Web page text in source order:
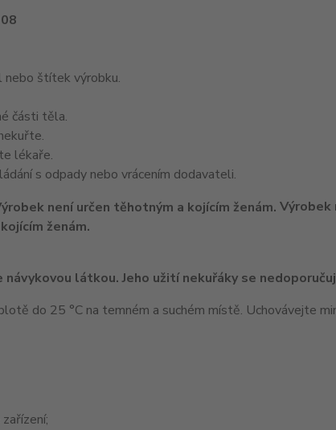
nebo štítek výrobku.
části těla.
lékaře.
s odpady nebo vrácením dodavateli.
Výrobek
ženám.
látkou. Jeho užití nekuřáky se
do 25 °C na temném a suchém místě. Uchovávejte